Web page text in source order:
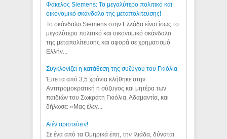
Φάκελος Siemens: Το μεγαλύτερο πολιτικό και
οικονομικό σκάνδαλο της μεταπολίτευσης!
Το σκάνδαλο Siemens στην Ελλάδα είναι ίσως το
μεγαλύτερο πολιτικό και οικονομικό σκάνδαλο
της μεταπολίτευσης και αφορά σε χρηματισμό
Ελλήν...
Συγκλονίζει η κατάθεση της συζύγου του Γκιόλια
Έπειτα από 3,5 χρόνια κλήθηκε στην
Αντιτρομοκρατική η σύζυγος και μητέρα των
παιδιών του Σωκράτη Γκιόλια, Αδαμαντία, και
δήλωσε: «Μας έλεγ...
Aιέν αριστεύειν!
Σε ένα από τα Ομηρικά έπη, την Ιλιάδα, δύναται